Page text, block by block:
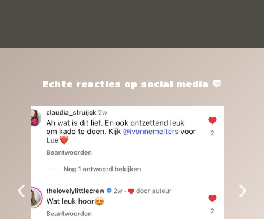
het waard.Echte reacties op social media 💬
‹ ›